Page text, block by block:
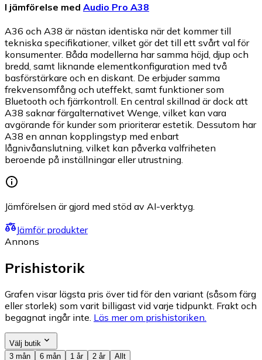
I jämförelse med Audio Pro A38
A36 och A38 är nästan identiska när det kommer till
tekniska specifikationer, vilket gör det till ett svårt val för
konsumenter. Båda modellerna har samma höjd, djup och
bredd, samt liknande elementkonfiguration med två
basförstärkare och en diskant. De erbjuder samma
frekvensomfång och uteffekt, samt funktioner som
Bluetooth och fjärrkontroll. En central skillnad är dock att
A38 saknar färgalternativet Wenge, vilket kan vara
avgörande för kunder som prioriterar estetik. Dessutom har
A38 en annan kopplingstyp med enbart
lågnivåanslutning, vilket kan påverka valfriheten
beroende på inställningar eller utrustning.
Jämförelsen är gjord med stöd av AI-verktyg.
Jämför produkter
Annons
Prishistorik
Grafen visar lägsta pris över tid för den variant (såsom färg
eller storlek) som varit billigast vid varje tidpunkt. Frakt och
begagnat ingår inte. Läs mer om prishistoriken.
Välj butik
3 mån
6 mån 1 år 2 år Allt